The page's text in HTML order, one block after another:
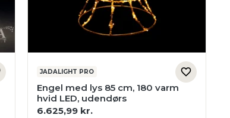
JADALIGHT PRO
Engel med lys 85 cm, 180 varm
hvid LED, udendørs
6.625,99 kr.